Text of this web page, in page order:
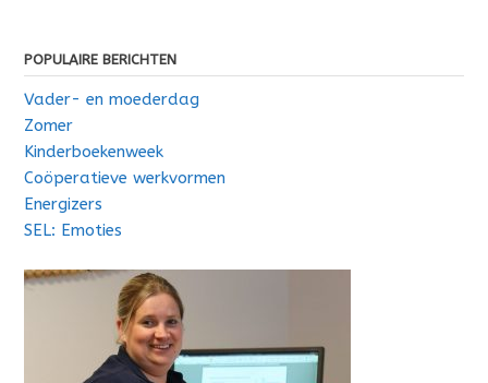
POPULAIRE BERICHTEN
Vader- en moederdag
Zomer
Kinderboekenweek
Coöperatieve werkvormen
Energizers
SEL: Emoties